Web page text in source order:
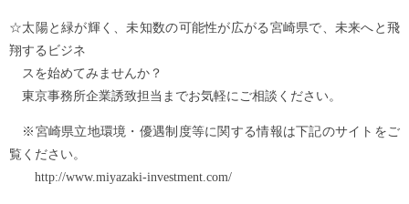
☆太陽と緑が輝く、未知数の可能性が広がる宮崎県で、未来へと飛
翔するビジネ
スを始めてみませんか？
東京事務所企業誘致担当までお気軽にご相談ください。
※宮崎県立地環境・優遇制度等に関する情報は下記のサイトをご
覧ください。
http://www.miyazaki-investment.com/